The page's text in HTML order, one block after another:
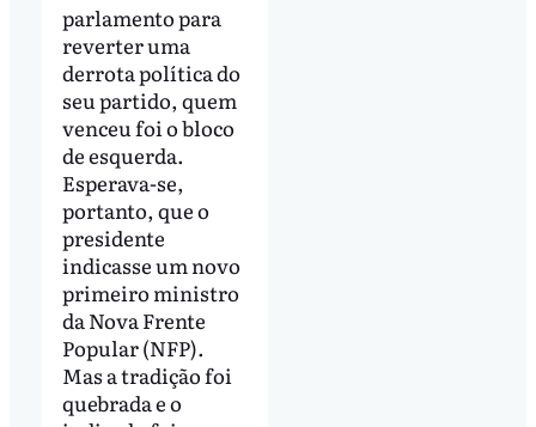
parlamento para
reverter uma
derrota política do
seu partido, quem
venceu foi o bloco
de esquerda.
Esperava-se,
portanto, que o
presidente
indicasse um novo
primeiro ministro
da Nova Frente
Popular (NFP).
Mas a tradição foi
quebrada e o